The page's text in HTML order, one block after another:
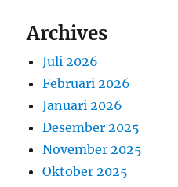
Archives
Juli 2026
Februari 2026
Januari 2026
Desember 2025
November 2025
Oktober 2025